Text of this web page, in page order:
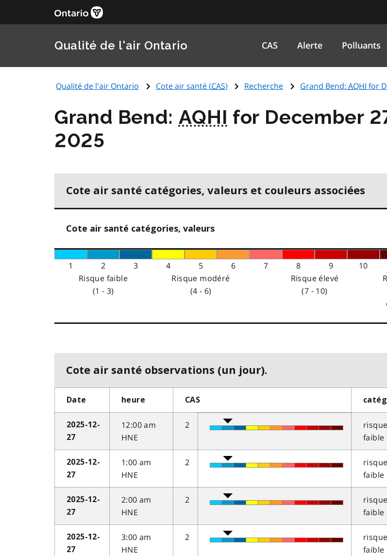
Qualité de l'air Ontario CAS Alerte Polluants
Qualité de l'air Ontario Cote air santé (CAS) Recherche Grand Bend: AQHI for
Grand Bend: AQHI for December
2025
Cote air santé catégories, valeurs et couleurs associées
Cote air santé catégories, valeurs
1 2 3 4 5 6 7 8 9 10
Risque faible
(1 - 3)
Risque modéré
(4 - 6)
Risque élevé
(7 - 10)
Cote air santé observations (un jour).
Date heure CAS
2025-12-
27
12:00 am
HNE
2
risque
faible
2025-12-
27
1:00 am
HNE
2
risque
faible
2025-12-
27
2:00 am
HNE
2
risque
faible
2025-12-
27
3:00 am
HNE
2
risque
faible